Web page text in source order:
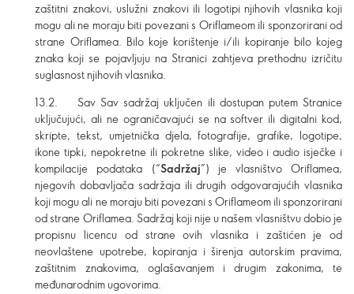
zaštitni znakovi, uslužni znakovi ili logotipi njihovih vlasnika koji
mogu ali ne moraju biti povezani s Oriflameom ili sponzorirani od
strane Oriflamea. Bilo koje korištenje i/ili kopiranje bilo kojeg
znaka koji se pojavljuju na Stranici zahtjeva prethodnu izričitu
suglasnost njihovih vlasnika.
13.2. Sav Sav sadržaj uključen ili dostupan putem Stranice
uključujući, ali ne ograničavajući se na softver ili digitalni kod,
skripte, tekst, umjetnička djela, fotografije, grafike, logotipe,
ikone tipki, nepokretne ili pokretne slike, video i audio isječke i
kompilacije podataka (“Sadržaj”) je vlasništvo Oriflamea,
njegovih dobavljača sadržaja ili drugih odgovarajućih vlasnika
koji mogu ali ne moraju biti povezani s Oriflameom ili sponzorirani
od strane Oriflamea. Sadržaj koji nije u našem vlasništvu dobio je
propisnu licencu od strane ovih vlasnika i zaštićen je od
neovlaštene upotrebe, kopiranja i širenja autorskim pravima,
zaštitnim znakovima, oglašavanjem i drugim zakonima, te
međunarodnim ugovorima.